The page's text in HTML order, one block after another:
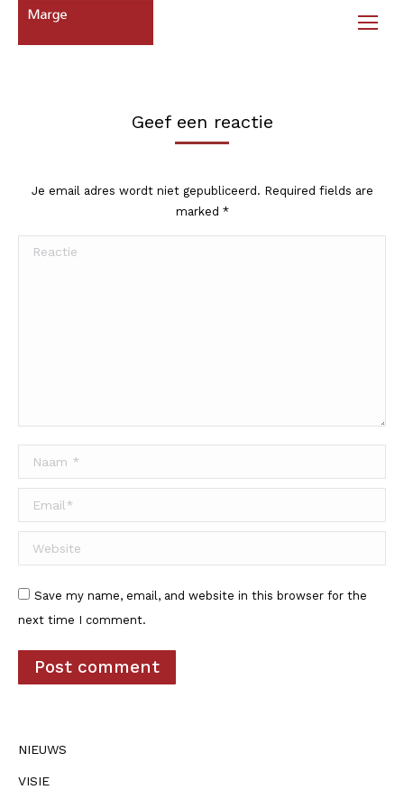
Geef een reactie
Je email adres wordt niet gepubliceerd. Required fields are
marked *
Reactie
Naam *
Email *
Website
Save my name, email, and website in this browser for the
next time I comment.
Post comment
NIEUWS
VISIE